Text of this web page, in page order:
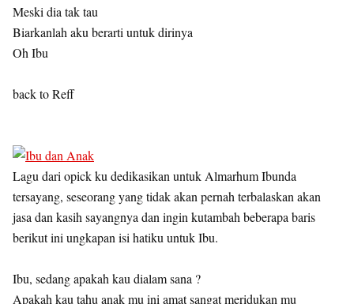
Meski dia tak tau
Biarkanlah aku berarti untuk dirinya
Oh Ibu
back to Reff
Lagu dari opick ku dedikasikan untuk Almarhum Ibunda
tersayang, seseorang yang tidak akan pernah terbalaskan akan
jasa dan kasih sayangnya dan ingin kutambah beberapa baris
berikut ini ungkapan isi hatiku untuk Ibu.
Ibu, sedang apakah kau dialam sana ?
Apakah kau tahu anak mu ini amat sangat meridukan mu